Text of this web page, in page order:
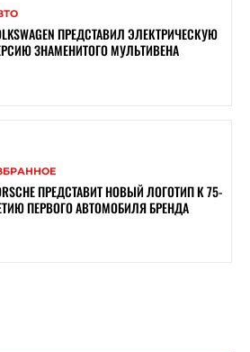
ПРЕДСТАВИЛ ЭЛЕКТРИЧЕСКУЮ
ЗНАМЕНИТОГО МУЛЬТИВЕНА
ПРЕДСТАВИТ НОВЫЙ ЛОГОТИП К 75-
ПЕРВОГО АВТОМОБИЛЯ БРЕНДА